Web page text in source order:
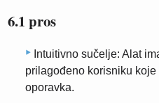
6.1 pros
Intuitivno sučelje: Alat
prilagođeno korisniku
oporavka.